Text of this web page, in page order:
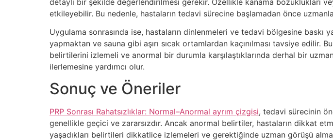
etkileyebilir. Bu nedenle, hastaların tedavi sürecine başlamadan önce
Uygulama sonrasında ise, hastaların dinlenmeleri ve tedavi bölgesine baskı
yapmaktan ve sauna gibi aşırı sıcak ortamlardan kaçınılması tavsiye
belirtilerini izlemeli ve anormal bir durumla karşılaştıklarında derhal bir
ilerlemesine yardımcı olur.
Sonuç ve Öneriler
PRP Sonrası Rahatsızlıklar: Normal–Anormal ayrım çizgisi, tedavi sürecinin
genellikle geçici ve zararsızdır. Ancak anormal belirtiler, hastaların dikkat
yaşadıkları belirtileri dikkatlice izlemeleri ve gerektiğinde uzman görüşü